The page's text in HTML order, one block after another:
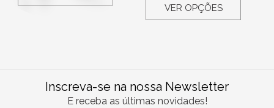
VER OPÇÕES
Inscreva-se na nossa Newsletter
E receba as últimas novidades!